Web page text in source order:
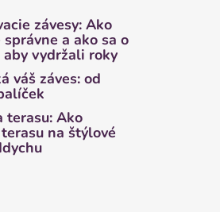
závesy: Ako
a ako sa o
vydržali roky
váš záves: od
terasu: Ako
na štýlové